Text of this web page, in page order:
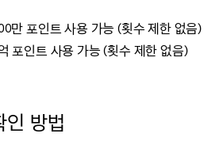
만 포인트 사용 가능 (횟수 제한 없음)
포인트 사용 가능 (횟수 제한 없음)
인 방법